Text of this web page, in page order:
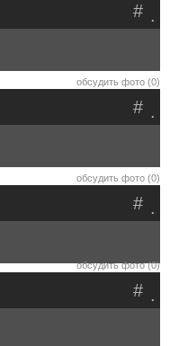
.
#
обсудить фото (0)
.
#
обсудить фото (0)
.
#
обсудить фото (0)
.
#